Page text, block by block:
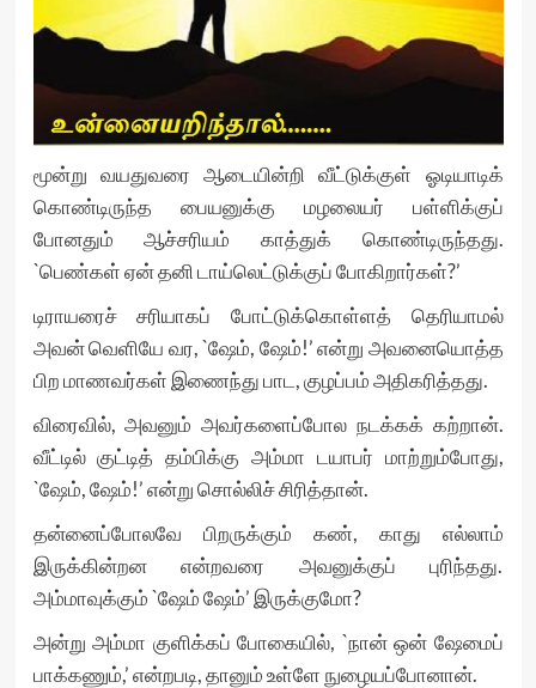
மூன்று வயதுவரை ஆடையின்றி வீட்டுக்குள் ஓடியாடிக்
கொண்டிருந்த பையனுக்கு மழலையர் பள்ளிக்குப்
போனதும் ஆச்சரியம் காத்துக் கொண்டிருந்தது.
`பெண்கள் ஏன் தனி டாய்லெட்டுக்குப் போகிறார்கள்?’
டிராயரைச் சரியாகப் போட்டுக்கொள்ளத் தெரியாமல்
அவன் வெளியே வர, `ஷேம், ஷேம்!’ என்று அவனையொத்த
பிற மாணவர்கள் இணைந்து பாட, குழப்பம் அதிகரித்தது.
விரைவில், அவனும் அவர்களைப்போல நடக்கக் கற்றான்.
வீட்டில் குட்டித் தம்பிக்கு அம்மா டயாபர் மாற்றும்போது,
`ஷேம், ஷேம்!’ என்று சொல்லிச் சிரித்தான்.
தன்னைப்போலவே பிறருக்கும் கண், காது எல்லாம்
இருக்கின்றன என்றவரை அவனுக்குப் புரிந்தது.
அம்மாவுக்கும் `ஷேம் ஷேம்’ இருக்குமோ?
அன்று அம்மா குளிக்கப் போகையில், `நான் ஒன் ஷேமைப்
பாக்கணும்,’ என்றபடி, தானும் உள்ளே நுழையப்போனான்.